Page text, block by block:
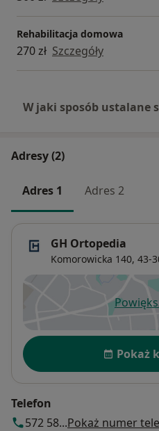
pracę narządu żucia i
Umów się na
Rehabilitacja domowa
270 zł Szczegóły
W jaki sposób ustalane
Adresy (2)
Adres 1 Adres 2
GH Ortopedia
Komorowicka 140, 43-
Dostępność
Pokaż
Telefon
572 58...Pokaż numer